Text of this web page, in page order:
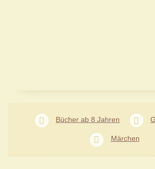
Bücher ab 8 Jahren
Märchen